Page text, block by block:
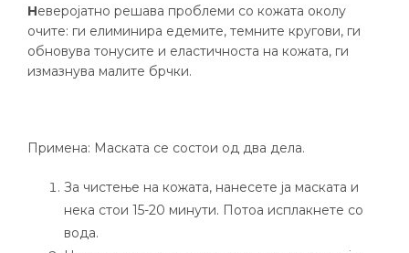
Неверојатно решава проблеми со кожата околу
очите: ги елиминира едемите, темните кругови, ги
обновува тонусите и еластичноста на кожата, ги
измазнува малите брчки.
Примена: Маската се состои од два дела.
За чистење на кожата, нанесете ја маската и
нека стои 15-20 минути. Потоа исплакнете со
вода.